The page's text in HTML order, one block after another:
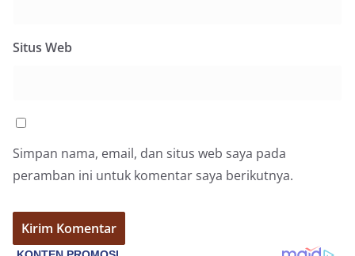
Situs Web
Simpan nama, email, dan situs web saya pada
peramban ini untuk komentar saya berikutnya.